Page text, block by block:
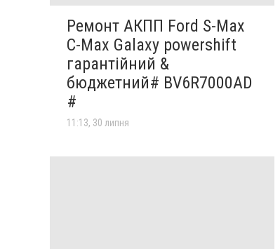
Ремонт АКПП Ford S-Max
C-Max Galaxy powershift
гарантійний &
бюджетний# BV6R7000AD
#
11:13, 30 липня